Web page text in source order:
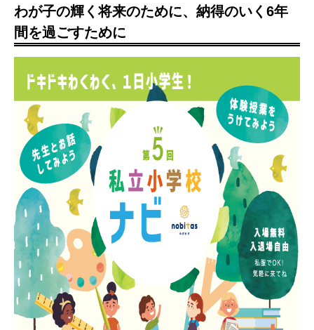
わが子の輝く将来のために、納得のいく6年
間を過ごすために